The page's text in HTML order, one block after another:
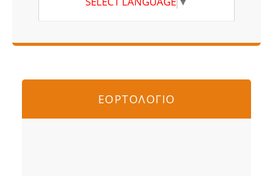
ΕΟΡΤΟΛΟΓΙΟ